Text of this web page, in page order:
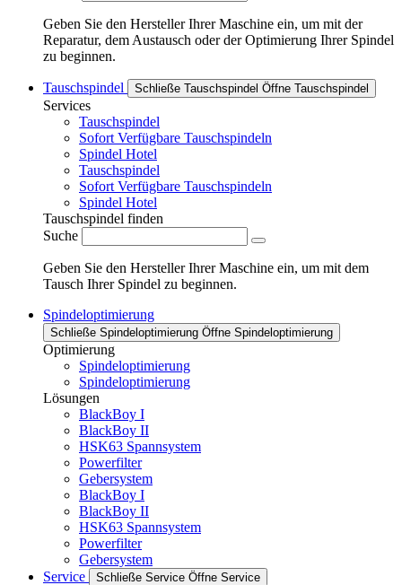
Geben Sie den Hersteller Ihrer Maschine ein, um mit der
Reparatur, dem Austausch oder der Optimierung Ihrer Spindel
zu beginnen.
Tauschspindel Schließe Tauschspindel Öffne Tauschspindel
Services
Tauschspindel
Sofort Verfügbare Tauschspindeln
Spindel Hotel
Tauschspindel
Sofort Verfügbare Tauschspindeln
Spindel Hotel
Tauschspindel finden
Suche
Geben Sie den Hersteller Ihrer Maschine ein, um mit dem
Tausch Ihrer Spindel zu beginnen.
Spindeloptimierung
Schließe Spindeloptimierung Öffne Spindeloptimierung
Optimierung
Spindeloptimierung
Spindeloptimierung
Lösungen
BlackBoy I
BlackBoy II
HSK63 Spannsystem
Powerfilter
Gebersystem
BlackBoy I
BlackBoy II
HSK63 Spannsystem
Powerfilter
Gebersystem
Service
Schließe Service Öffne Service